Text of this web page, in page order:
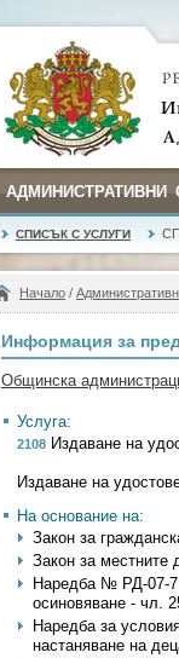
АДМИНИСТРАТИВНИ
СПИСЪК С УСЛУГИ
Начало /
Информация за
Общинска
Услуга:
2108 Издаване на
Издаване на
На основание на:
Закон за
Закон за местните
Наредба № РД-07-7
осиновяване - чл.
Наредба за
настаняване на